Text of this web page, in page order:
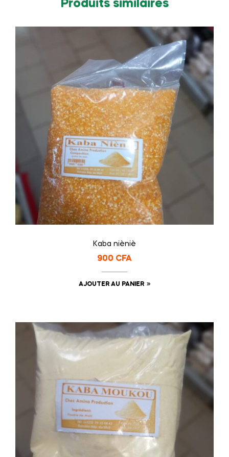
Produits similaires
Kaba nièniè
900 CFA
AJOUTER AU PANIER